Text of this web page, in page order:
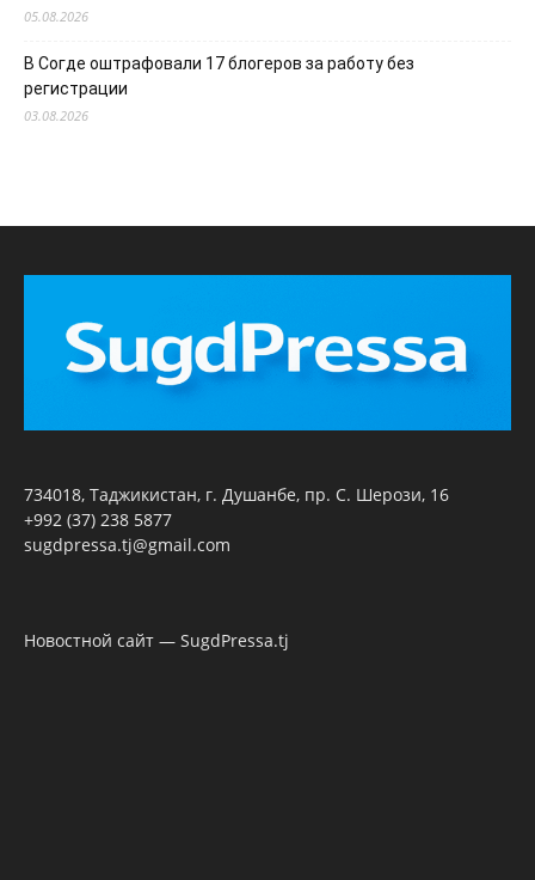
05.08.2026
В Согде оштрафовали 17 блогеров за работу без
регистрации
03.08.2026
734018, Таджикистан, г. Душанбе, пр. С. Шерози, 16
+992 (37) 238 5877
sugdpressa.tj@gmail.com
Новостной сайт — SugdPressa.tj